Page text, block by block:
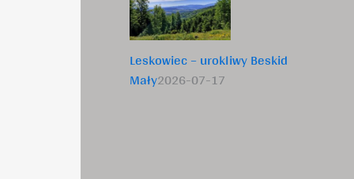
Leskowiec – urokliwy Beskid
Mały2026-07-17